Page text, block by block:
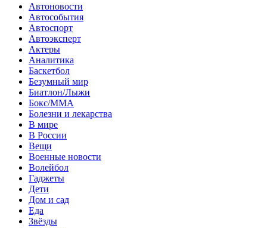
Автоновости
Автособытия
Автоспорт
Автоэксперт
Актеры
Аналитика
Баскетбол
Безумный мир
Биатлон/Лыжи
Бокс/MMA
Болезни и лекарства
В мире
В России
Вещи
Военные новости
Волейбол
Гаджеты
Дети
Дом и сад
Еда
Звёзды